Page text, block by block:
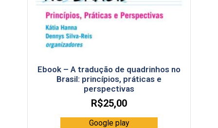
Ebook – A tradução de quadrinhos no
Brasil: princípios, práticas e
perspectivas
R$25,00
Google play